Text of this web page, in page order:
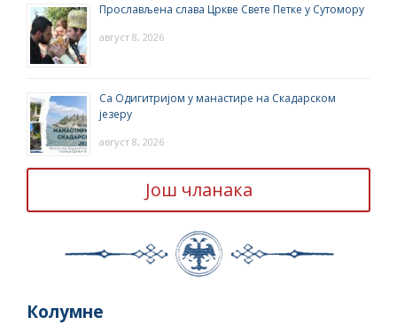
Прослављена слава Цркве Свете Петке у Сутомору
август 8, 2026
Са Одигитријом у манастире на Скадарском
језеру
август 8, 2026
Још чланака
Колумне